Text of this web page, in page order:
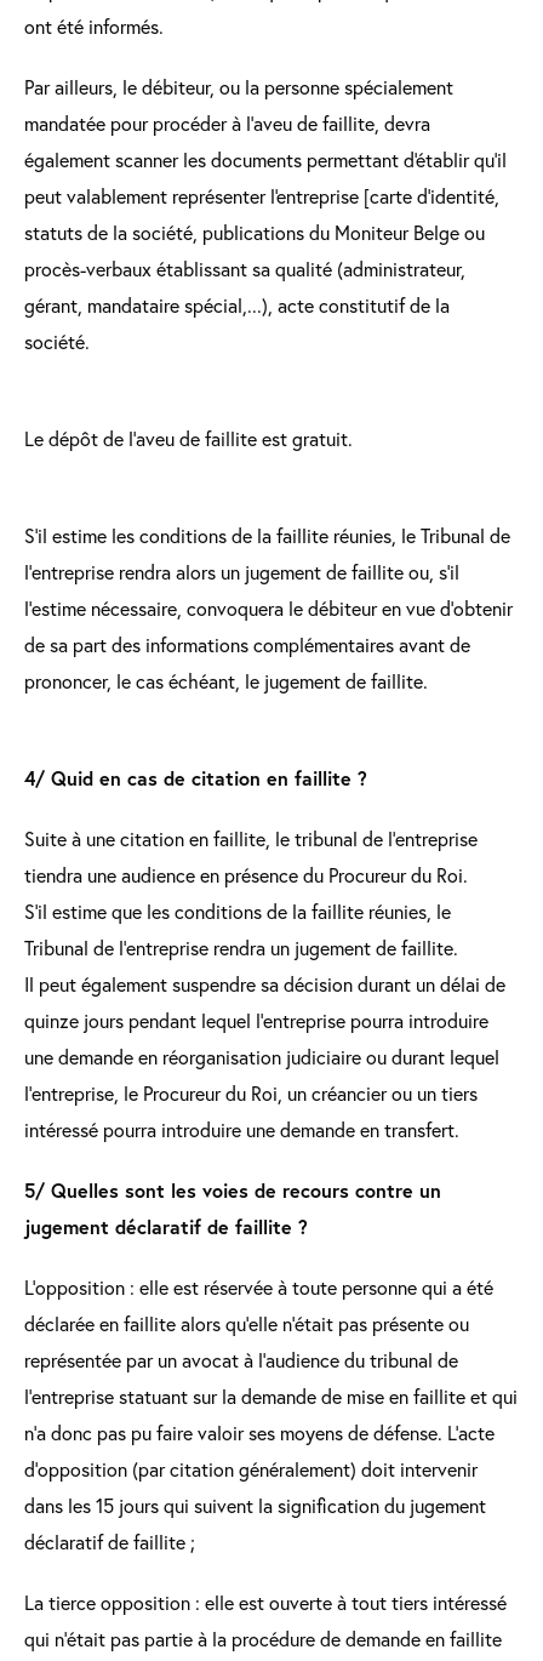
ont été informés.
Par ailleurs, le débiteur, ou la personne spécialement
mandatée pour procéder à l'aveu de faillite, devra
également scanner les documents permettant d'établir qu'il
peut valablement représenter l'entreprise [carte d'identité,
statuts de la société, publications du Moniteur Belge ou
procès-verbaux établissant sa qualité (administrateur,
gérant, mandataire spécial,...), acte constitutif de la
société.
Le dépôt de l’aveu de faillite est gratuit.
S’il estime les conditions de la faillite réunies, le Tribunal de
l’entreprise rendra alors un jugement de faillite ou, s’il
l’estime nécessaire, convoquera le débiteur en vue d’obtenir
de sa part des informations complémentaires avant de
prononcer, le cas échéant, le jugement de faillite.
4/ Quid en cas de citation en faillite ?
Suite à une citation en faillite, le tribunal de l’entreprise
tiendra une audience en présence du Procureur du Roi.
S’il estime que les conditions de la faillite réunies, le
Tribunal de l’entreprise rendra un jugement de faillite.
Il peut également suspendre sa décision durant un délai de
quinze jours pendant lequel l’entreprise pourra introduire
une demande en réorganisation judiciaire ou durant lequel
l’entreprise, le Procureur du Roi, un créancier ou un tiers
intéressé pourra introduire une demande en transfert.
5/ Quelles sont les voies de recours contre un
jugement déclaratif de faillite ?
L’opposition : elle est réservée à toute personne qui a été
déclarée en faillite alors qu’elle n’était pas présente ou
représentée par un avocat à l’audience du tribunal de
l’entreprise statuant sur la demande de mise en faillite et qui
n’a donc pas pu faire valoir ses moyens de défense. L’acte
d’opposition (par citation généralement) doit intervenir
dans les 15 jours qui suivent la signification du jugement
déclaratif de faillite ;
La tierce opposition : elle est ouverte à tout tiers intéressé
qui n’était pas partie à la procédure de demande en faillite